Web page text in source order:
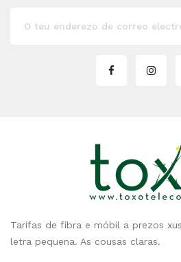
Tarifas de fibra e móbil a prezos
letra pequena. As cousas claras.